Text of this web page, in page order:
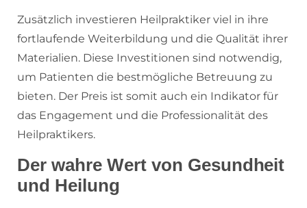
Zusätzlich investieren Heilpraktiker viel in ihre
fortlaufende Weiterbildung und die Qualität ihrer
Materialien. Diese Investitionen sind notwendig,
um Patienten die bestmögliche Betreuung zu
bieten. Der Preis ist somit auch ein Indikator für
das Engagement und die Professionalität des
Heilpraktikers.
Der wahre Wert von Gesundheit
und Heilung